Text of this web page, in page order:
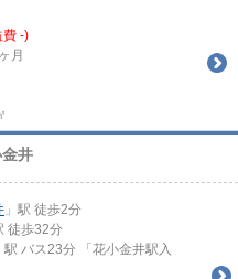
費 -)
月
井
」駅 徒歩2分
徒歩32分
駅 バス23分 「花小金井駅入